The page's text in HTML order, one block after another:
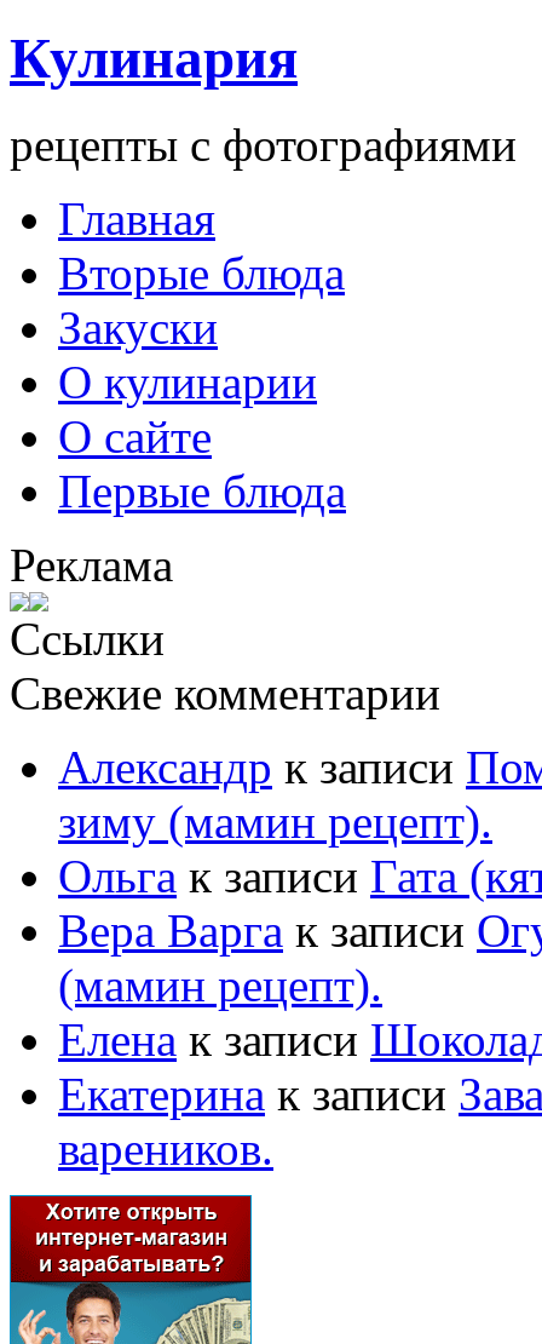
Кулинария
рецепты с фотографиями
Главная
Вторые блюда
Закуски
О кулинарии
О сайте
Первые блюда
Реклама
Ссылки
Свежие комментарии
Александр к записи
зиму (мамин рецепт).
Ольга к записи Гата
Вера Варга к записи
(мамин рецепт).
Елена к записи
Екатерина к записи
вареников.